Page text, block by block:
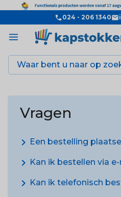
024 - 206 1340
Vragen
chevron_right Een bestelling
chevron_right Kan ik bestellen via
chevron_right Kan ik telefonisch